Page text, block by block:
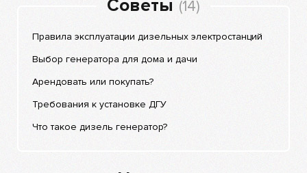
Советы (14)
Правила эксплуатации дизельных электростанций
Выбор генератора для дома и дачи
Арендовать или покупать?
Требования к установке ДГУ
Что такое дизель генератор?